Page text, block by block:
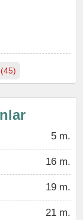
5 m.
16 m.
19 m.
21 m.